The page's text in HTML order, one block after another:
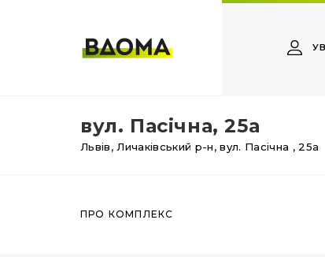
вул. Пасічна, 25а
Львів, Личаківський р-н,вул. Пасічна , 25а
ПРО КОМПЛЕКС